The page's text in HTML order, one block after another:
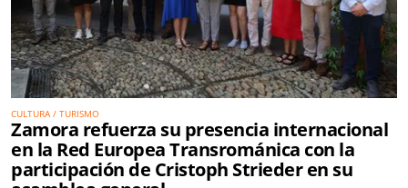
CULTURA / TURISMO
Zamora refuerza su presencia internacional
en la Red Europea Transrománica con la
participación de Cristoph Strieder en su